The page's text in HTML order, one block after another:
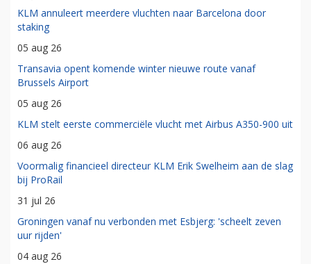
KLM annuleert meerdere vluchten naar Barcelona door
staking
05 aug 26
Transavia opent komende winter nieuwe route vanaf
Brussels Airport
05 aug 26
KLM stelt eerste commerciële vlucht met Airbus A350-900 uit
06 aug 26
Voormalig financieel directeur KLM Erik Swelheim aan de slag
bij ProRail
31 jul 26
Groningen vanaf nu verbonden met Esbjerg: 'scheelt zeven
uur rijden'
04 aug 26